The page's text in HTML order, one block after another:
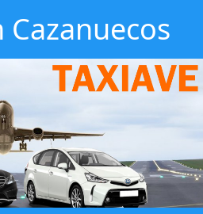
Cazanuecos